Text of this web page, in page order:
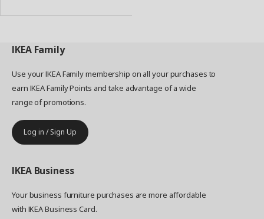
IKEA Family
Use your IKEA Family membership on all your purchases to
earn IKEA Family Points and take advantage of a wide
range of promotions.
Log in / Sign Up
IKEA Business
Your business furniture purchases are more affordable
with IKEA Business Card.